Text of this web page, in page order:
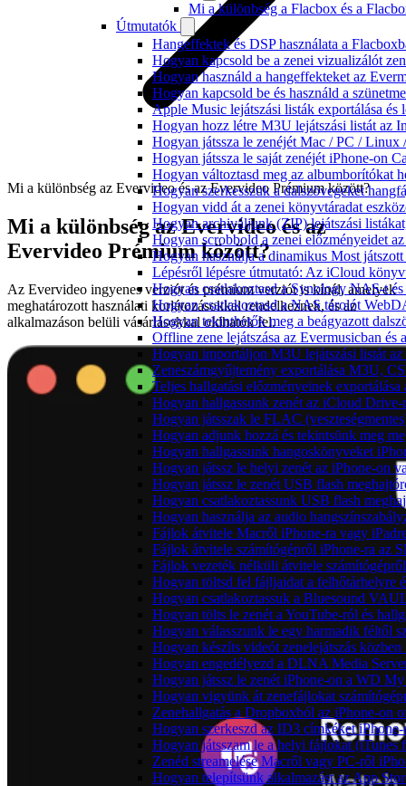
Mi a különbség a Flacbox és a
Útmutatók
Hangeffektek és DSP használata a
Hogyan kapcsold be a zenei vizualizálót
Hogyan használd a hangeffekteket az
Hogyan kapcsold be és használd a
Apple Music lejátszási listák exportálása és
Hogyan hozz létre M3U lejátszási listát az
Hogyan játssza le zenéjét Mac / PC /
Hogyan játssza le saját zenéjét iPhone-on
Hogyan változtasd meg az albumborítókat
Hogyan szerkesszük a dalszövegeket
Hogyan vidd át a zenei könyvtáradat
Hogyan archiváljunk (ZIP) lejátszási
Hogyan scrobbold a zenei előzményeidet
Hogyan használja a dinamikus Most
Lépésről lépésre útmutató: Az iCloud
Hogyan csatlakoztasd a Synology NAS-t
Hogyan csatlakoztasd a NAS tárolót
Hogyan tekinthetők meg a beágyazott
Offline zene lejátszása az Evermusicban
Hogyan importáljon M3U lejátszási listát az
Zeneszámgyűjtemény exportálása M3U,
Teljes hallgatási előzményeinek
Hogyan hallgassunk zenét az iCloud
Hogyan játsszak le FLAC
Hogyan adjunk hozzá és tekintsünk meg
Hogyan hallgassunk hangoskönyveket
Hogyan játssz le helyi zenét az iPhone-on
Hogyan játssz le zenét USB flash
Hogyan csatlakoztassunk USB flash
Hogyan használja az audio
Fájlok átvitele Macről iPhone-ra vagy
Fájlok átvitele számítógépről iPhone-ra az
Fájlok vezeték nélküli átvitele
Hogyan töltsd fel fájljaidat a felhőtárhelyre
Hogyan csatlakoztassuk a Bluesound
Hogyan tölts le zenét a YouTube-ról és
Hogyan válasszunk le egy harmadik féltől
Hogyan készíts videót zenelejátszás közben
Hogyan engedélyezd a DLNA Media
Hogyan játssz le zenét iPhone-on a WD
Hogyan vigyünk át zenefájlokat
Zenehallgatás a Dropboxból az iPhone-on
Hogyan szerkeszd az ID3 címkéket
Hogyan játsszam le a helyi fájlokat (iTunes
Zenéd streamelése Macről vagy PC-ről
Hogyan telepítsünk alkalmazást az App
Mi a különbség az Evervideo és az Evervideo Prémium között?
Mi a különbség az Evervideo és az
Evervideo Prémium között?
Az Evervideo ingyenes verziót és prémium verziót is kínál, amelyek
meghatározott használati korlátozásokkal rendelkeznek, és az
alkalmazáson belüli vásárlásokkal oldhatók fel.